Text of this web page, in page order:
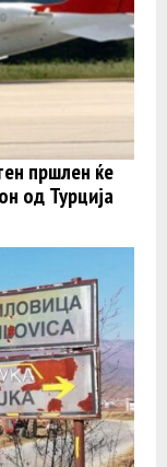
пршлен ќе
од Турција